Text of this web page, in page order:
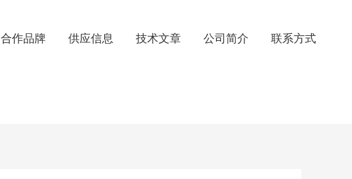
合作品牌 供应信息 技术文章 公司简介 联系方式